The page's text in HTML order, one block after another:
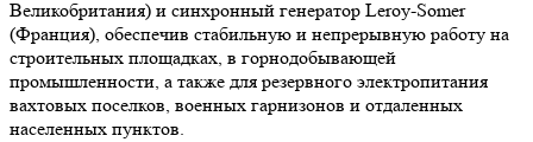
Великобритания) и синхронный генератор Leroy-Somer
(Франция), обеспечив стабильную и непрерывную работу на
строительных площадках, в горнодобывающей
промышленности, а также для резервного электропитания
вахтовых поселков, военных гарнизонов и отдаленных
населенных пунктов.